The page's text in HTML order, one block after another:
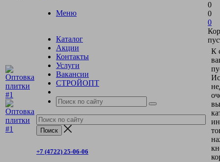
Меню
Каталог
Акции
Контакты
Услуги
Вакансии
СТРОЙОПТ
+7 (4722) 25-06-06
0
0
0
К